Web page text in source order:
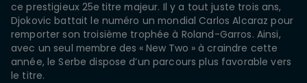
ce prestigieux 25e titre majeur. Il y a tout juste trois ans,
Djokovic battait le numéro un mondial Carlos Alcaraz pour
remporter son troisième trophée à Roland-Garros. Ainsi,
avec un seul membre des « New Two » à craindre cette
année, le Serbe dispose d’un parcours plus favorable vers
le titre.